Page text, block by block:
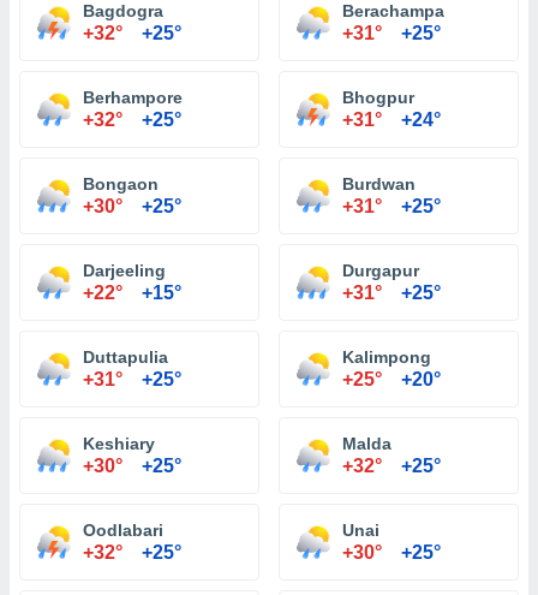
Bagdogra
+32° +25°
Berachampa
+31° +25°
Berhampore
+32° +25°
Bhogpur
+31° +24°
Bongaon
+30° +25°
Burdwan
+31° +25°
Darjeeling
+22° +15°
Durgapur
+31° +25°
Duttapulia
+31° +25°
Kalimpong
+25° +20°
Keshiary
+30° +25°
Malda
+32° +25°
Oodlabari
+32° +25°
Unai
+30° +25°